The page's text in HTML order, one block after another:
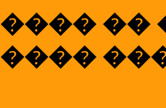
���� ��
����